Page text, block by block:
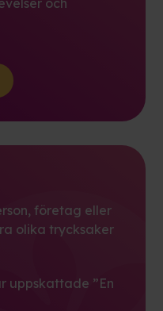
företag eller
olika trycksaker
uppskattade ”En